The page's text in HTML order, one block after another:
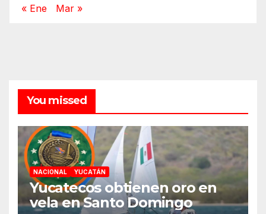
« Ene Mar »
You missed
NACIONAL YUCATÁN
Yucatecos obtienen oro en
vela en Santo Domingo